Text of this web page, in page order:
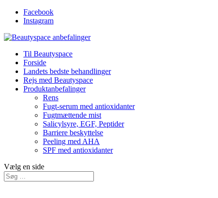
Facebook
Instagram
Til Beautyspace
Forside
Landets bedste behandlinger
Rejs med Beautyspace
Produktanbefalinger
Rens
Fugt-serum med antioxidanter
Fugtmættende mist
Salicylsyre, EGF, Peptider
Barriere beskyttelse
Peeling med AHA
SPF med antioxidanter
Vælg en side